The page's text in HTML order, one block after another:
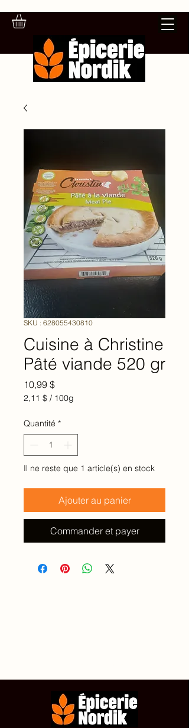
SKU : 628055430810
Cuisine à Christine
Pâté viande 520 gr
10,99 $Prix
2,11 $ / 100g
pour
100
Grammes
Quantité *
Il ne reste que 1 article(s) en stock
Ajouter au panier
Commander et payer